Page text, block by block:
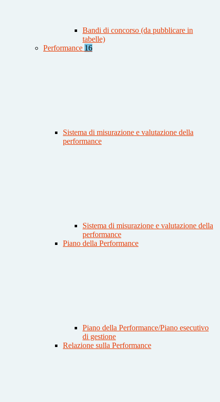
Bandi di concorso (da pubblicare in
tabelle)
Performance 16
Sistema di misurazione e valutazione della
performance
Sistema di misurazione e valutazione della
performance
Piano della Performance
Piano della Performance/Piano esecutivo
di gestione
Relazione sulla Performance